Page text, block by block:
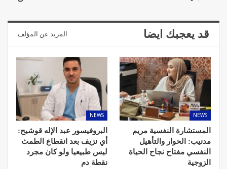
قد يعجبك ايضا المزيد عن المؤلف
NEWS
المستشارة النفسية مريم
مدنيب: الحوار والتأهيل
النفسي مفتاح نجاح الحياة
الزوجية
NEWS
البروفيسور عبد الإله قوشيح:
أي نزيف بعد انقطاع الطمث
ليس طبيعيا ولو كان مجرد
نقطة دم